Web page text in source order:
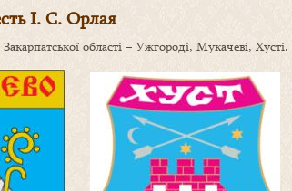
І. С. Орлая
області – Ужгороді, Мукачеві, Хусті.